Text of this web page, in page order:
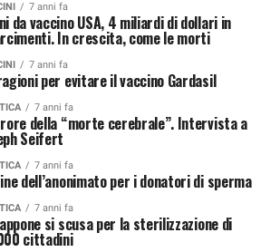
7 anni fa
da vaccino USA, 4 miliardi di dollari in
In crescita, come le morti
7 anni fa
per evitare il vaccino Gardasil
7 anni fa
della “morte cerebrale”. Intervista a
Seifert
7 anni fa
dell’anonimato per i donatori di sperma
7 anni fa
si scusa per la sterilizzazione di
cittadini